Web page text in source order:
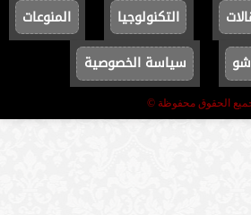
التكنولوجيا
المنوعات
سياسة الخصوصية
الحقوق محفوظة ©